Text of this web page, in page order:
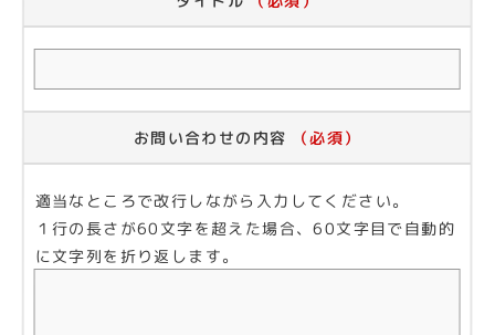
お問い合わせの内容 （必須）
適当なところで改行しながら入力してください。
１行の長さが60文字を超えた場合、60文字目で自動的
に文字列を折り返します。